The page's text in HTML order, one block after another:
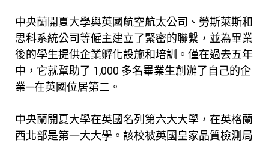
中央蘭開夏大學與英國航空航太公司、勞斯萊斯和
思科系統公司等僱主建立了緊密的聯繫，並為畢業
後的學生提供企業孵化設施和培訓。僅在過去五年
中，它就幫助了 1,000 多名畢業生創辦了自己的企
業—在英國位居第二。
中央蘭開夏大學在英國名列第六大大學，在英格蘭
西北部是第一大大學。該校被英國皇家品質檢測局